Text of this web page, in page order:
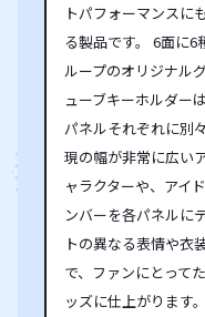
トパフォーマンスに
る製品です。 6面に
ループのオリジナル
ューブキーホルダー
パネルそれぞれに別
現の幅が非常に広い
ャラクターや、アイ
ンバーを各パネルに
トの異なる表情や衣
で、ファンにとって
ッズに仕上がります